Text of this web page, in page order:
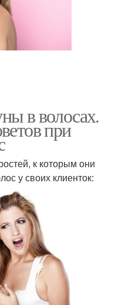
в волосах.
при
к которым они
у своих клиенток: